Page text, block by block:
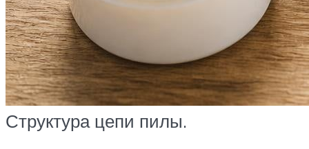
Структура цепи пилы.